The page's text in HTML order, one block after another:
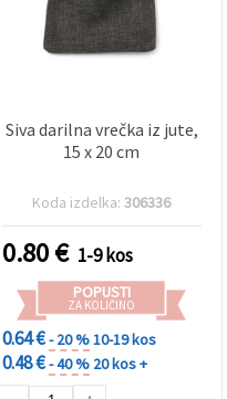
Siva darilna vrečka iz jute,
15 x 20 cm
Koda izdelka:306336
0.80€ 1-9 kos
POPUSTI
ZA KOLIČINO
0.64 €- 20 %10-19 kos
0.48 €- 40 % 20 kos +